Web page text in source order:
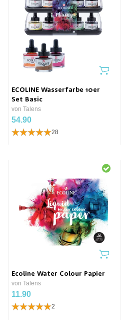
ECOLINE Wasserfarbe 10er
Set Basic
von Talens
54.90
28
Ecoline Water Colour Papier
von Talens
11.90
2